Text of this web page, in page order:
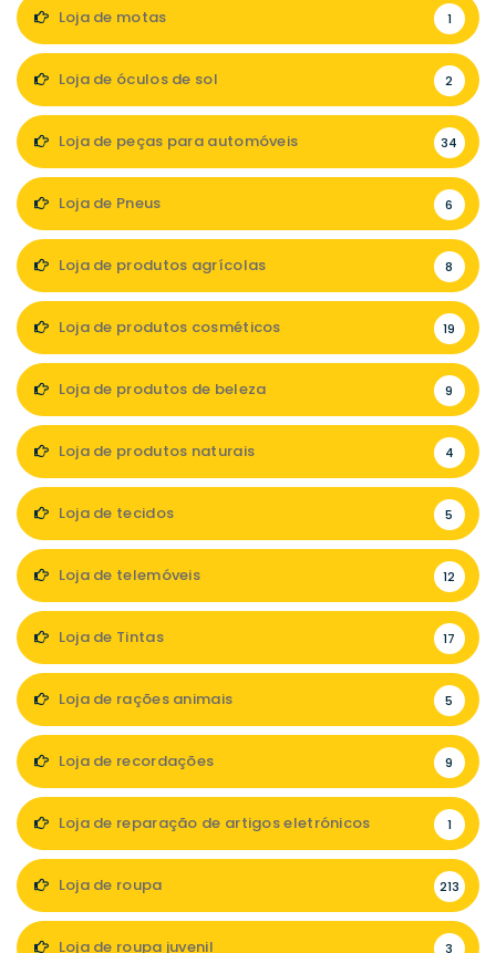
Loja de motas 1
Loja de óculos de sol 2
Loja de peças para automóveis 34
Loja de Pneus 6
Loja de produtos agrícolas 8
Loja de produtos cosméticos 19
Loja de produtos de beleza 9
Loja de produtos naturais 4
Loja de tecidos 5
Loja de telemóveis 12
Loja de Tintas 17
Loja de rações animais 5
Loja de recordações 9
Loja de reparação de artigos eletrónicos 1
Loja de roupa 213
Loja de roupa juvenil 3